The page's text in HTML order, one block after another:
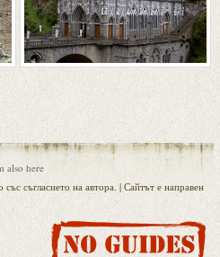
also here
съгласието на автора. | Сайтът е направен